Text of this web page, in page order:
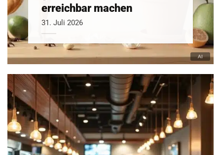
erreichbar machen
31. Juli 2026